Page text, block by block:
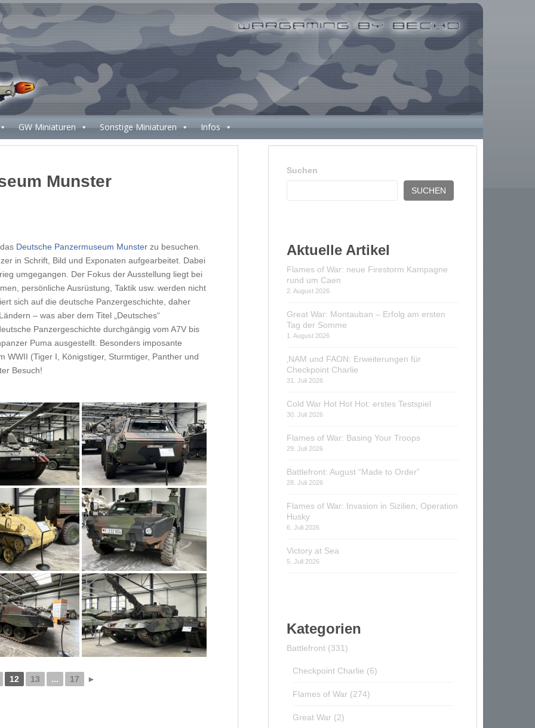
GW Miniaturen Sonstige Miniaturen Infos
Munster
Deutsche Panzermuseum Munster zu besuchen.
in Schrift, Bild und Exponaten aufgearbeitet. Dabei
umgegangen. Der Fokus der Ausstellung liegt bei
persönliche Ausrüstung, Taktik usw. werden nicht
sich auf die deutsche Panzergeschichte, daher
– was aber dem Titel „Deutsches“
Panzergeschichte durchgängig vom A7V bis
Puma ausgestellt. Besonders imposante
WWII (Tiger I, Königstiger, Sturmtiger, Panther und
Besuch!
12 13 ... 17 ►
Suchen
SUCHEN
Aktuelle Artikel
Flames of War: neue Firestorm Kampagne
rund um Caen
2. August 2026
Great War: Montauban – Erfolg am ersten
Tag der Somme
1. August 2026
‚NAM und FAON: Erweiterungen für
Checkpoint Charlie
31. Juli 2026
Cold War Hot Hot Hot: erstes Testspiel
30. Juli 2026
Flames of War: Basing Your Troops
29. Juli 2026
Battlefront: August “Made to Order”
28. Juli 2026
Flames of War: Invasion in Sizilien, Operation
Husky
6. Juli 2026
Victory at Sea
5. Juli 2026
Kategorien
Battlefront (331)
Checkpoint Charlie (6)
Flames of War (274)
Great War (2)